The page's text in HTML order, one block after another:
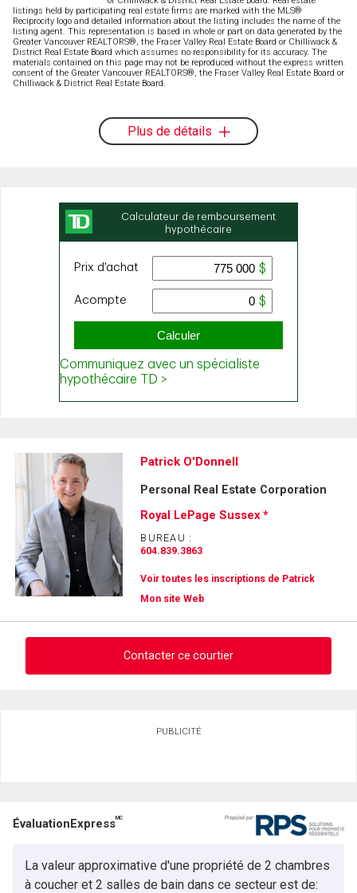
listings held by participating real estate firms are marked with the MLS®
Reciprocity logo and detailed information about the listing includes the name of the
listing agent. This representation is based in whole or part on data generated by the
Greater Vancouver REALTORS®, the Fraser Valley Real Estate Board or Chilliwack &
District Real Estate Board which assumes no responsibility for its accuracy. The
materials contained on this page may not be reproduced without the express written
consent of the Greater Vancouver REALTORS®, the Fraser Valley Real Estate Board or
Chilliwack & District Real Estate Board.
Plus de détails
Patrick O'Donnell
Personal Real Estate Corporation
Royal LePage Sussex *
BUREAU :
604.839.3863
Voir toutes les inscriptions de Patrick
Mon site Web
Contacter ce courtier
Téléphone
Message
PUBLICITÉ
ÉvaluationExpressMC
La valeur approximative d'une propriété de 2 chambres
à coucher et 2 salles de bain dans ce secteur est de: